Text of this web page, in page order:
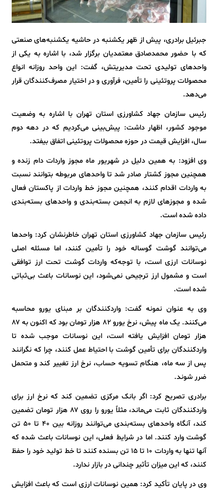
جبرئیل برادری، پیش از ظهر یکشنبه در حاشیه یکشنبه‌های صنعتی
که با حضور محمدصادق معتمدیان برگزار شد، با اشاره به یکی از
واحدهای تولیدی تحت مدیریتش، گفت: این واحد روزانه انواع
محصولات پروتئینی را تأمین، فرآوری و در اختیار مصرف‌کنندگان قرار
می‌دهد.
رئیس سازمان جهاد کشاورزی استان تهران با اشاره به وضعیت
موجود کشور، اظهار داشت: پیش‌بینی می‌کردیم که در دهه دوم
سال، افزایش قیمت در حوزه محصولات پروتئینی اتفاق بیفتد.
وی افزود: به همین دلیل در شهریور ماه مجوز واردات دام زنده و
همچنین مجوز کشتار صادر شد تا واحدهای مربوطه بتوانند نسبت
به واردات اقدام کنند، همچنین مجوز خط واردات از پاکستان فعال
شده و مجوزهای لازم به انجمن بسته‌بندی و واحدهای بسته‌بندی
داده شده است.
رئیس سازمان جهاد کشاورزی استان تهران خاطرنشان کرد: واحدها
می‌توانند گوشت گوساله خود را تأمین کنند، اما مسئله اصلی
نوسانات ارزی است، با توجه‌که واردات گوشت تحت ارز توافقی
است و مشمول ارز ترجیحی نمی‌شود، این نوسانات باعث بی‌ثباتی
شده است.
وی به عنوان نمونه گفت: واردکنندگان بر مبنای یورو محاسبه
می‌کنند. یک ماه پیش، نرخ یورو ۸۲ هزار تومان بود که اکنون به ۸۷
هزار تومان افزایش یافته است، این نوسانات موجب شده تا
واردکنندگان برای تأمین گوشت با احتیاط عمل کنند، چرا که نگرانند
پس از سه ماه، هنگام تسویه حساب، نرخ ارز تغییر کند و متحمل
ضرر شوند.
برادری تصریح کرد: اگر بانک مرکزی تضمین کند که نرخ ارز برای
واردکنندگان ثابت می‌ماند، مثلاً یورو را روی ۸۷ هزار تومان تضمین
کند، آنگاه واحدهای بسته‌بندی می‌توانند روزانه بین ۴۰ تا ۵۰ تن
گوشت وارد کنند. اما در شرایط فعلی، این نوسانات باعث شده که
آنها تنها به واردات ۱۰ تا ۱۵ تن بسنده کنند تا خط تولید خود را حفظ
کنند، که این میزان تأثیر چندانی در بازار ندارد.
وی در پایان تأکید کرد: همین نوسانات ارزی است که باعث افزایش